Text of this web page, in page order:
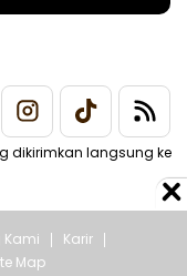
dikirimkan langsung ke
Kami
Karir
Map